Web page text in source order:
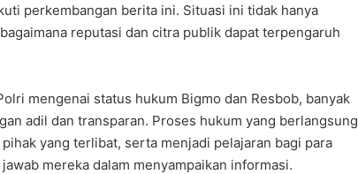
perkembangan berita ini. Situasi ini tidak hanya
reputasi dan citra publik dapat terpengaruh
mengenai status hukum Bigmo dan Resbob, banyak
adil dan transparan. Proses hukum yang berlangsung
yang terlibat, serta menjadi pelajaran bagi para
mereka dalam menyampaikan informasi.